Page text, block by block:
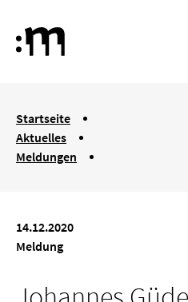
Hochschule für Musik und Tanz
You are here:
Startseite
Aktuelles
Meldungen
Johannes Güdelhöfer erhält
14.12.2020
Meldung